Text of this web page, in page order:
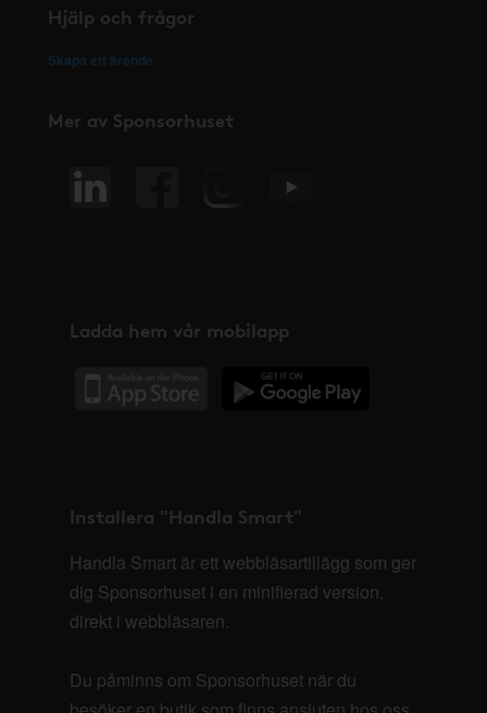
Hjälp och frågor
Skapa ett ärende
Mer av Sponsorhuset
Ladda hem vår mobilapp
Installera "Handla Smart"
Handla Smart är ett webbläsartillägg som ger
dig Sponsorhuset i en minifierad version,
direkt i webbläsaren.
Du påminns om Sponsorhuset när du